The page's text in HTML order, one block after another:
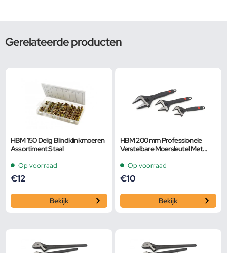
Gerelateerde producten
HBM 150 Delig Blindklinkmoeren
Assortiment Staal
Op voorraad
€12
Bekijk
HBM 200 mm Professionele
Verstelbare Moersleutel Met
Smalle Bek
Op voorraad
€10
Bekijk